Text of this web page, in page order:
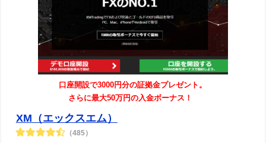
口座開設で3000円分の証拠金プレゼント。
さらに最大50万円の入金ボーナス！
XM（エックスエム）
（485）